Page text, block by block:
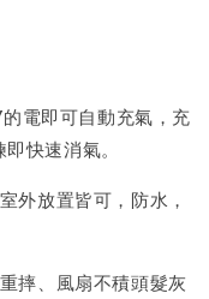
電即可自動充氣，充
快速消氣。
外放置皆可，防水，
摔、風扇不積頭髮灰